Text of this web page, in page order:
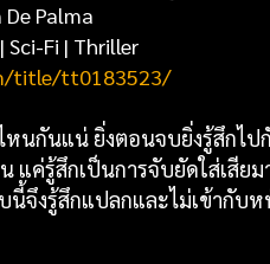
De Palma
| Sci-Fi | Thriller
title/tt0183523/
นกันแน่ ยิ่งตอนจบยิ่งรู้สึกไ
ค่รู้สึกเป็นการจับยัดใส่เสียม
งรู้สึกแปลกและไม่เข้ากับห